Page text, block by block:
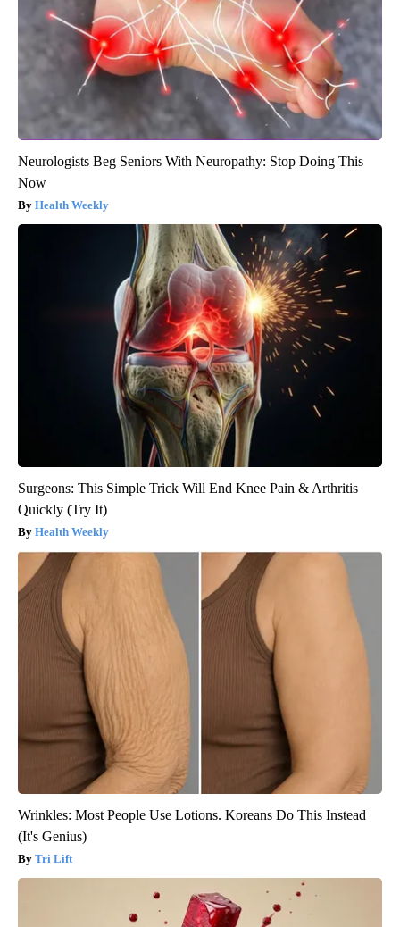
Neurologists Beg Seniors With Neuropathy: Stop Doing This
Now
Health Weekly
Surgeons: This Simple Trick Will End Knee Pain & Arthritis
Quickly (Try It)
Health Weekly
Wrinkles: Most People Use Lotions. Koreans Do This Instead
(It's Genius)
Tri Lift